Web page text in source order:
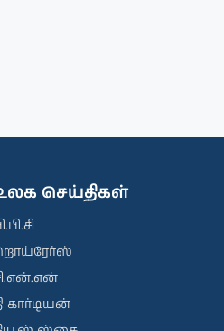
செய்திகள்
கார்டியன்